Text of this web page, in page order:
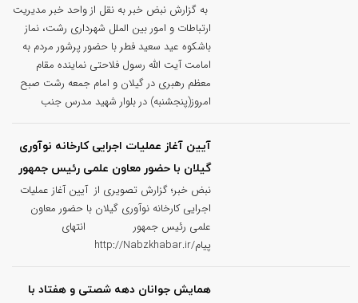
به گزارش نبض خبر به نقل از واحد خبر مدیریت
ارتباطات و امور بین الملل شهرداری رشت، نماز
باشکوه عید سعید فطر با حضور پرشور مردم به
امامت آیت الله رسول فلاحتی نماینده مقام
معظم رهبری در گیلان و امام جمعه رشت صبح
امروز(پنجشنبه) در بلوار شهید مدرس جنب
آیین آغاز عملیات اجرایی کارخانه نوآوری
گیلان با حضور معاون علمی رئیس جمهور
نبض خبر؛ گزارش تصویری از آیین آغاز عملیات
اجرایی کارخانه نوآوری گیلان با حضور معاون
علمی رئیس جمهور انتهای
پیام/http://Nabzkhabar.ir
همایش جوانان دهه شصتی و هفتاد با